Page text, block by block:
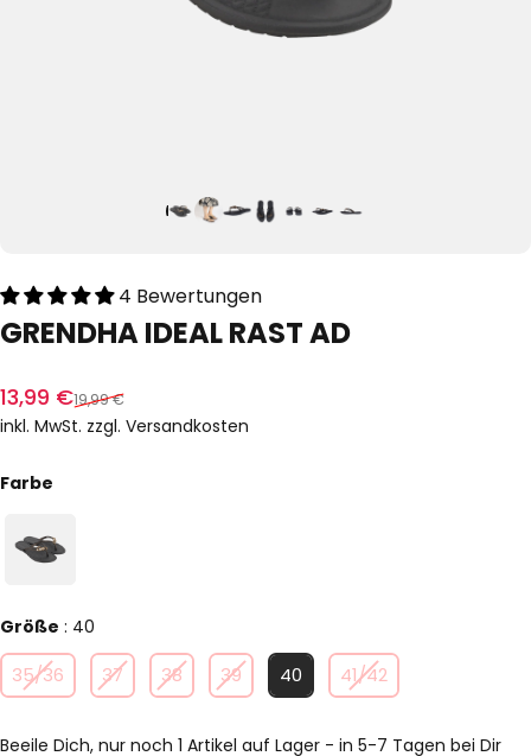
4 Bewertungen
GRENDHAIDEALRASTAD
Verkaufspreis
13,99 €
Normaler Preis
19,99 €
inkl. MwSt. zzgl. Versandkosten
Farbe
Größe : 40
35/36 37 38 39 40 41/42
Beeile Dich, nur noch 1 Artikel auf Lager - in 5-7 Tagen bei Dir